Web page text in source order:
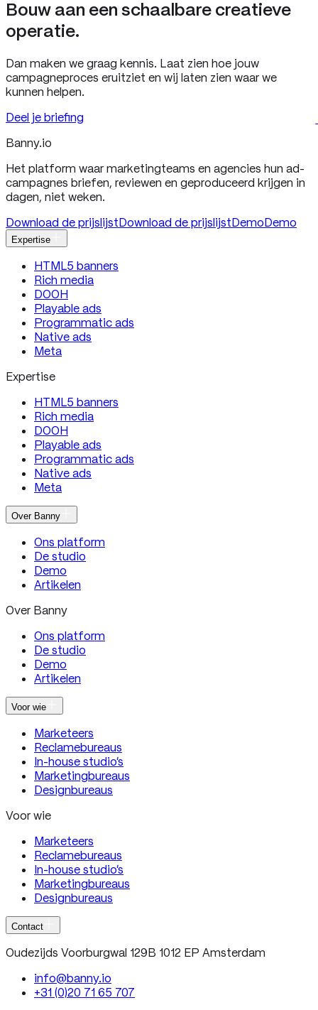
Bouw aan een schaalbare creatieve
operatie.
Dan maken we graag kennis. Laat zien hoe jouw
campagneproces eruitziet en wij laten zien waar we
kunnen helpen.
Deel je briefing
Banny.io
Het platform waar marketingteams en agencies hun ad-
campagnes briefen, reviewen en geproduceerd krijgen in
dagen, niet weken.
Download de prijslijstDownload de prijslijstDemoDemo
Expertise
HTML5 banners
Rich media
DOOH
Playable ads
Programmatic ads
Native ads
Meta
Expertise
HTML5 banners
Rich media
DOOH
Playable ads
Programmatic ads
Native ads
Meta
Over Banny
Ons platform
De studio
Demo
Artikelen
Over Banny
Ons platform
De studio
Demo
Artikelen
Voor wie
Marketeers
Reclamebureaus
In-house studio’s
Marketingbureaus
Designbureaus
Voor wie
Marketeers
Reclamebureaus
In-house studio’s
Marketingbureaus
Designbureaus
Contact
Oudezijds Voorburgwal 129B 1012 EP Amsterdam
info@banny.io
+31 (0)20 71 65 707